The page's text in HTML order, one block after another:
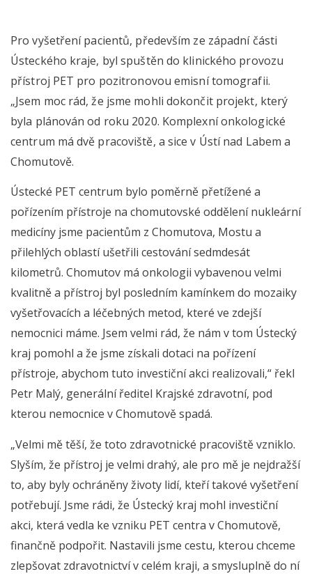
Pro vyšetření pacientů, především ze západní části
Ústeckého kraje, byl spuštěn do klinického provozu
přístroj PET pro pozitronovou emisní tomografii.
„Jsem moc rád, že jsme mohli dokončit projekt, který
byla plánován od roku 2020. Komplexní onkologické
centrum má dvě pracoviště, a sice v Ústí nad Labem a
Chomutově.
Ústecké PET centrum bylo poměrně přetížené a
pořízením přístroje na chomutovské oddělení nukleární
medicíny jsme pacientům z Chomutova, Mostu a
přilehlých oblastí ušetřili cestování sedmdesát
kilometrů. Chomutov má onkologii vybavenou velmi
kvalitně a přístroj byl posledním kamínkem do mozaiky
vyšetřovacích a léčebných metod, které ve zdejší
nemocnici máme. Jsem velmi rád, že nám v tom Ústecký
kraj pomohl a že jsme získali dotaci na pořízení
přístroje, abychom tuto investiční akci realizovali,“ řekl
Petr Malý, generální ředitel Krajské zdravotní, pod
kterou nemocnice v Chomutově spadá.
„Velmi mě těší, že toto zdravotnické pracoviště vzniklo.
Slyším, že přístroj je velmi drahý, ale pro mě je nejdražší
to, aby byly ochráněny životy lidí, kteří takové vyšetření
potřebují. Jsme rádi, že Ústecký kraj mohl investiční
akci, která vedla ke vzniku PET centra v Chomutově,
finančně podpořit. Nastavili jsme cestu, kterou chceme
zlepšovat zdravotnictví v celém kraji, a smysluplně do ní